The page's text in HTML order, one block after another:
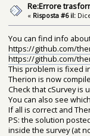
Re:Errore
« Risposta #6 il:
You can find info
https://github.com/
https://github.com/
This problem is fixed
Therion is now
Check that cSurvey is
You can also see
If all is correct and
PS: the solution
inside the survey (at